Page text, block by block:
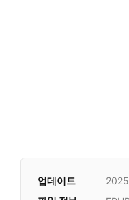
업데이트